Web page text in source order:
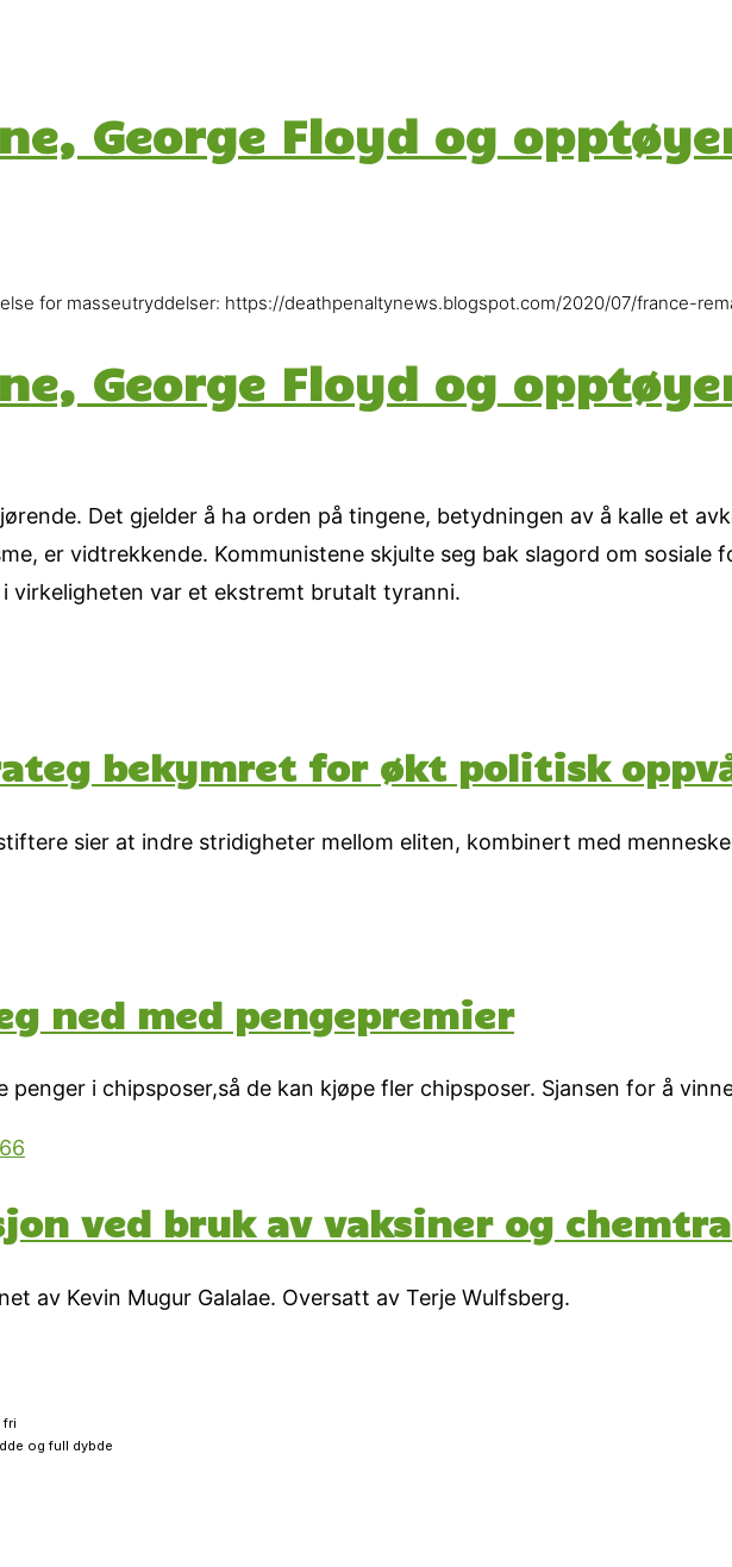
George Floyd og
for masseutryddelser: https://deathpenaltynews.blogspot.com/2020/07/france-
George Floyd og
Det gjelder å ha orden på tingene, betydningen av å kalle et
er vidtrekkende. Kommunistene skjulte seg bak slagord om sosiale
virkeligheten var et ekstremt brutalt tyranni.
bekymret for økt politisk
sier at indre stridigheter mellom eliten, kombinert med
ned med pengepremier
i chipsposer,så de kan kjøpe fler chipsposer. Sjansen for å
ved bruk av vaksiner og
av Kevin Mugur Galalae. Oversatt av Terje Wulfsberg.
fri
og full dybde